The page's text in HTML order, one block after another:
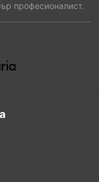
професионалист.